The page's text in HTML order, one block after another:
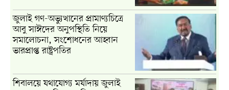
জুলাই গণ-অভ্যুত্থানের প্রামাণ্যচিত্রে
আবু সাঈদের অনুপস্থিতি নিয়ে
সমালোচনা, সংশোধনের আহ্বান
ভারপ্রাপ্ত রাষ্ট্রপতির
শিবালয়ে যথাযোগ্য মর্যাদায় জুলাই